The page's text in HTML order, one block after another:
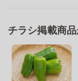
チラシ掲載商